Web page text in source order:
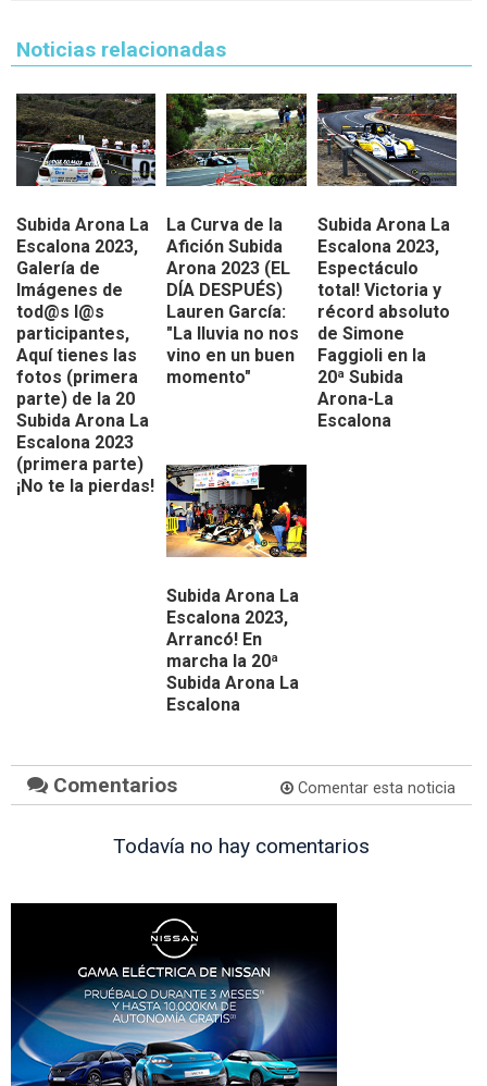
Noticias relacionadas
Subida Arona La
Escalona 2023,
Galería de
Imágenes de
tod@s l@s
participantes,
Aquí tienes las
fotos (primera
parte) de la 20
Subida Arona La
Escalona 2023
(primera parte)
¡No te la pierdas!
La Curva de la
Afición Subida
Arona 2023 (EL
DÍA DESPUÉS)
Lauren García:
"La lluvia no nos
vino en un buen
momento"
Subida Arona La
Escalona 2023,
Espectáculo
total! Victoria y
récord absoluto
de Simone
Faggioli en la
20ª Subida
Arona-La
Escalona
Subida Arona La
Escalona 2023,
Arrancó! En
marcha la 20ª
Subida Arona La
Escalona
Comentarios Comentar esta noticia
Todavía no hay comentarios